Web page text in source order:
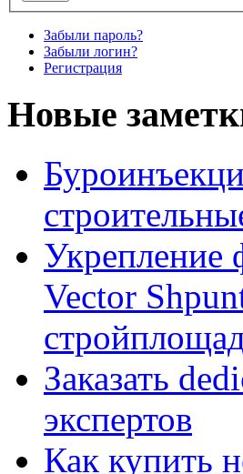
Забыли пароль?
Забыли логин?
Регистрация
Новые
Укрепление
Vector
Заказать
экспертов
Как купить